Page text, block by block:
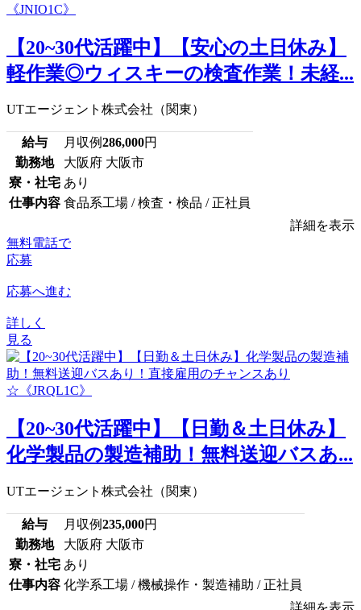
【20~30代活躍中】【安心の土日休み】
軽作業◎ウィスキーの検査作業！未経...
UTエージェント株式会社（関東）
給与 月収例286,000円
勤務地
大阪府 大阪市
寮・社宅 あり
仕事内容 食品系工場 / 検査・検品 / 正社員
詳細を表示
無料電話で
応募
応募へ進む
詳しく
見る
【20~30代活躍中】【日勤＆土日休み】
化学製品の製造補助！無料送迎バスあ...
UTエージェント株式会社（関東）
給与 月収例235,000円
勤務地
大阪府 大阪市
寮・社宅 あり
仕事内容 化学系工場 / 機械操作・製造補助 / 正社員